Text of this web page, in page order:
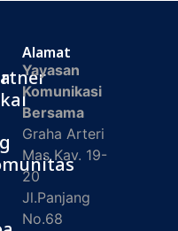
Alamat
Yayasan
Komunikasi
Bersama
Graha Arteri
Mas Kav. 19-
20
Jl.Panjang
No.68